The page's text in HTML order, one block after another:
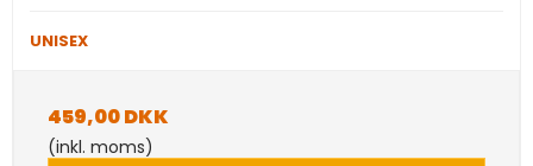
UNISEX
459,00 DKK
(inkl. moms)